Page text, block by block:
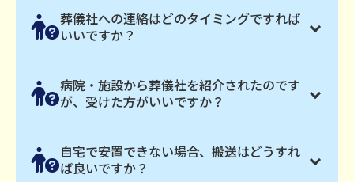
葬儀社への連絡はどのタイミングですれば
いいですか？
病院・施設から葬儀社を紹介されたのです
が、受けた方がいいですか？
自宅で安置できない場合、搬送はどうすれ
ば良いですか？